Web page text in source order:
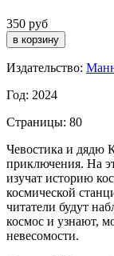
350 руб
Издательство:
Год: 2024
Страницы: 80
Чевостика и дядю
приключения. На
изучат историю
космической
читатели будут
космос и узнают,
невесомости.